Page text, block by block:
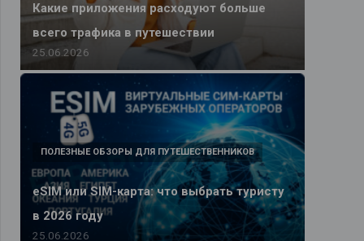
Какие приложения расходуют больше
всего трафика в путешествии
25.06.2026
eSIM или SIM-карта: что выбрать туристу
в 2026 году
ПОЛЕЗНЫЕ ОБЗОРЫ ДЛЯ ПУТЕШЕСТВЕННИКОВ
25.06.2026